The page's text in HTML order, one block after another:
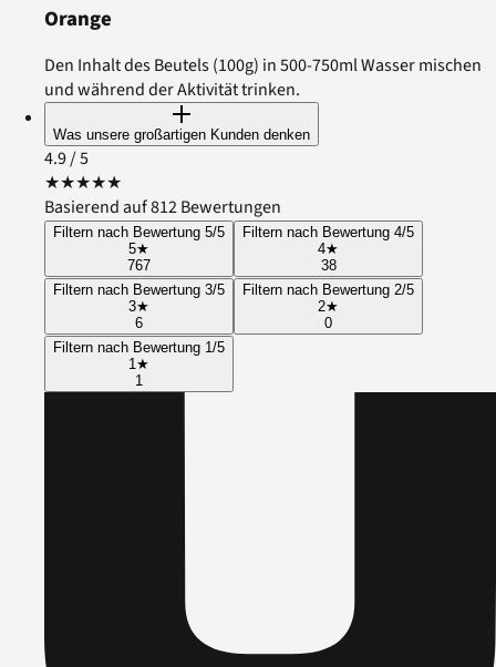
Orange
Den Inhalt des Beutels (100g) in 500-750ml Wasser mischen
und während der Aktivität trinken.
Was unsere großartigen Kunden denken
4.9/ 5
★★★★★
Basierend auf 812 Bewertungen
Filtern nach Bewertung 5/5
5★
767
Filtern nach Bewertung 4/5
4★
38
Filtern nach Bewertung 3/5
3★
6
Filtern nach Bewertung 2/5
2★
0
Filtern nach Bewertung 1/5
1★
1